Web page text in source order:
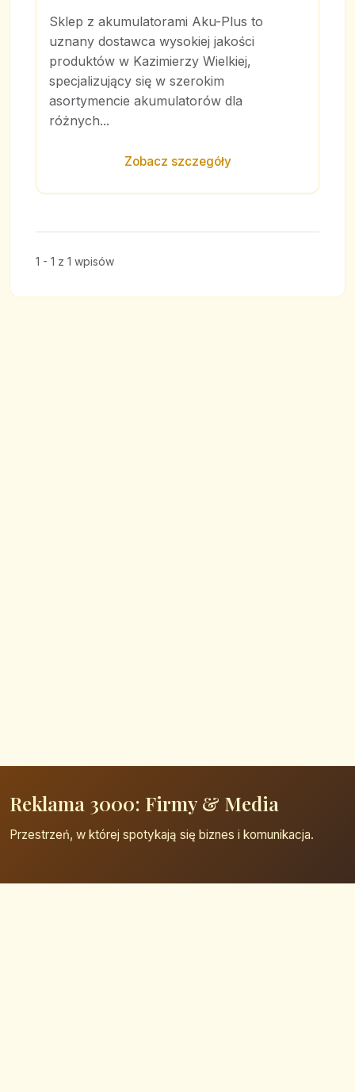
Sklep z akumulatorami Aku-Plus to
uznany dostawca wysokiej jakości
produktów w Kazimierzy Wielkiej,
specjalizujący się w szerokim
asortymencie akumulatorów dla
różnych...
Zobacz szczegóły
1 - 1 z 1 wpisów
Reklama 3000: Firmy & Media
Przestrzeń, w której spotykają się biznes i komunikacja.